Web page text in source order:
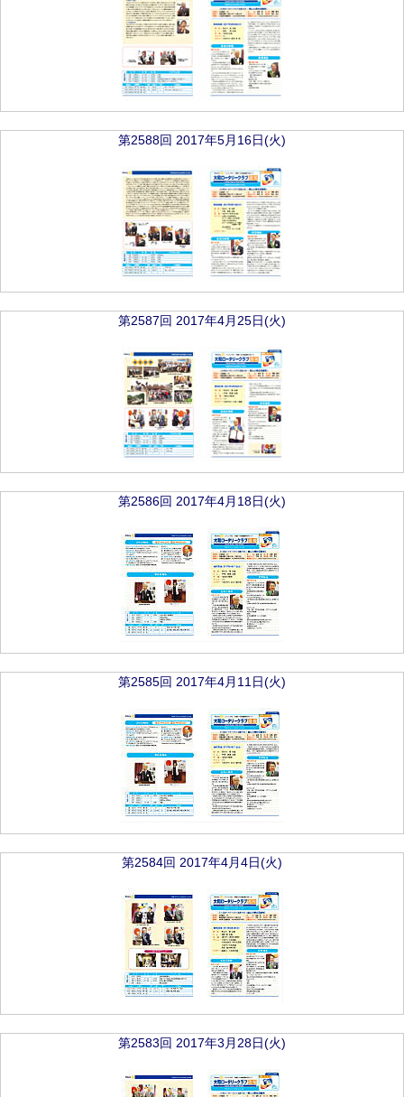
第2588回 2017年5月16日(火)
第2587回 2017年4月25日(火)
第2586回 2017年4月18日(火)
第2585回 2017年4月11日(火)
第2584回 2017年4月4日(火)
第2583回 2017年3月28日(火)